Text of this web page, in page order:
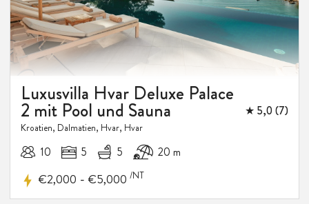
5%
RABATT
Luxusvilla Hvar Deluxe Palace
2 mit Pool und Sauna ★ 5,0 (7)
Kroatien, Dalmatien, Hvar, Hvar
10 5 5 20 m
€2,000 - €5,000 /NT